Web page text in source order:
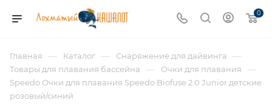
0
Главная — Каталог — Снаряжение для дайвинга —
Товары для плавания бассейна — Очки для плавания —
Speedo Очки для плавания Speedo Biofuse 2.0 Junior детские
розовый/синий